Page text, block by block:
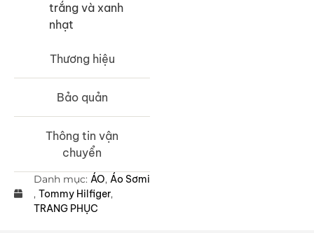
Thương hiệu
Bảo quản
Thông tin vận
chuyển
trắng và xanh
nhạt
Danh mục: ÁO, Áo Sơmi
, Tommy Hilfiger,
TRANG PHỤC